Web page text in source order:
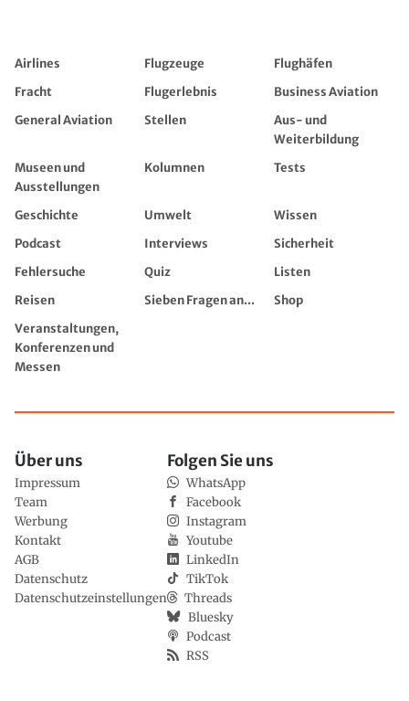
Airlines Flugzeuge
Flughäfen
Fracht
Flugerlebnis
Business Aviation
General Aviation
Stellen
Aus- und
Weiterbildung
Museen und
Ausstellungen
Kolumnen Tests
Geschichte Umwelt
Wissen
Podcast
Interviews
Sicherheit
Fehlersuche
Quiz
Listen
Reisen
Sieben Fragen an...
Shop
Veranstaltungen,
Konferenzen und
Messen
Über uns
Impressum
Team
Werbung
Kontakt
AGB
Datenschutz
Datenschutzeinstellungen
Folgen Sie uns
WhatsApp
Facebook
Instagram
Youtube
LinkedIn
TikTok
Threads
Bluesky
Podcast
RSS